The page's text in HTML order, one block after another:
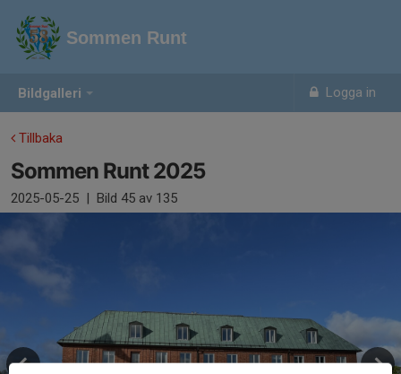
Bildgalleri Logga in
Sommen Runt
Tillbaka
Sommen Runt 2025
2025-05-25 | Bild 45 av 135